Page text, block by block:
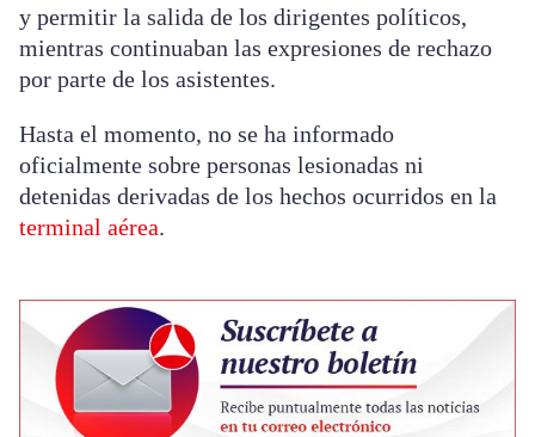
y permitir la salida de los dirigentes políticos,
mientras continuaban las expresiones de rechazo
por parte de los asistentes.
Hasta el momento, no se ha informado
oficialmente sobre personas lesionadas ni
detenidas derivadas de los hechos ocurridos en la
terminal aérea.